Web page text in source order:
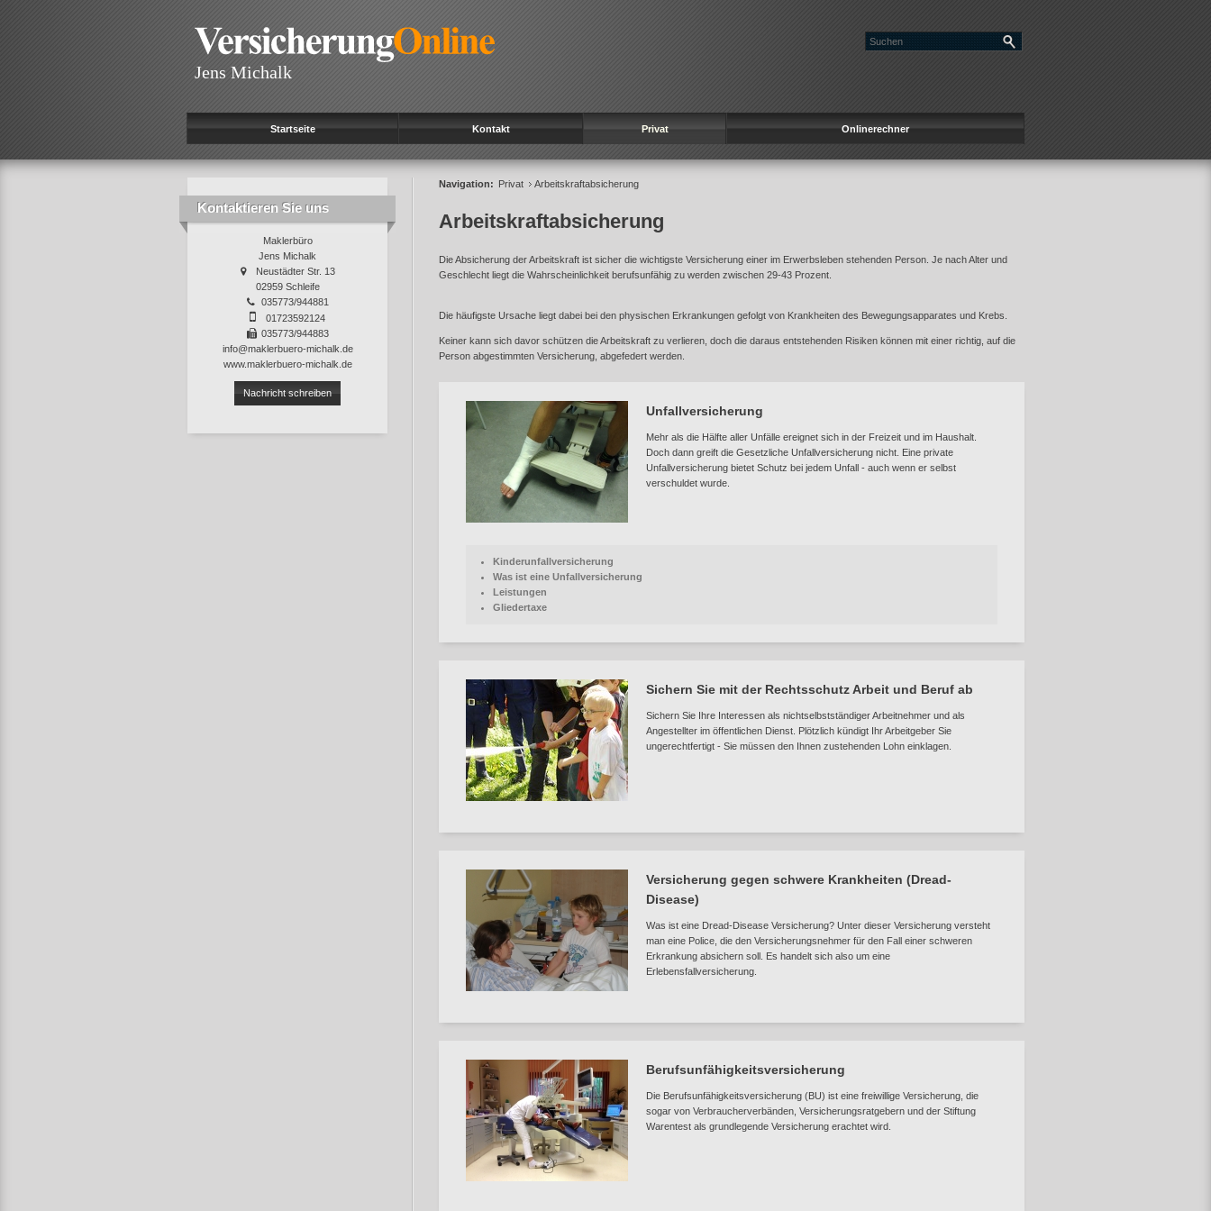
Jens Michalk
Startseite Kontakt Privat Onlinerechner
Kontaktieren Sie uns
Maklerbüro
Jens Michalk
Neustädter Str. 13
02959 Schleife
035773/944881
01723592124
035773/944883
info@maklerbuero-michalk.de
www.maklerbuero-michalk.de
Nachricht schreiben
Navigation: Privat Arbeitskraftabsicherung
Arbeitskraftabsicherung
Die Absicherung der Arbeitskraft ist sicher die wichtigste Versicherung einer im Erwerbsleben stehenden Person. Je nach Alter und
Geschlecht liegt die Wahrscheinlichkeit berufsunfähig zu werden zwischen 29-43 Prozent.
Die häufigste Ursache liegt dabei bei den physischen Erkrankungen gefolgt von Krankheiten des Bewegungsapparates und Krebs.
Keiner kann sich davor schützen die Arbeitskraft zu verlieren, doch die daraus entstehenden Risiken können mit einer richtig, auf die
Person abgestimmten Versicherung, abgefedert werden.
Unfallversicherung
Mehr als die Hälfte aller Unfälle ereignet sich in der Freizeit und im Haushalt.
Doch dann greift die Gesetzliche Unfallversicherung nicht. Eine private
Unfallversicherung bietet Schutz bei jedem Unfall - auch wenn er selbst
verschuldet wurde.
Kinderunfallversicherung
Was ist eine Unfallversicherung
Leistungen
Gliedertaxe
Sichern Sie mit der Rechtsschutz Arbeit und Beruf ab
Sichern Sie Ihre Interessen als nichtselbstständiger Arbeitnehmer und als
Angestellter im öffentlichen Dienst. Plötzlich kündigt Ihr Arbeitgeber Sie
ungerechtfertigt - Sie müssen den Ihnen zustehenden Lohn einklagen.
Versicherung gegen schwere Krankheiten (Dread-
Disease)
Was ist eine Dread-Disease Versicherung? Unter dieser Versicherung versteht
man eine Police, die den Versicherungsnehmer für den Fall einer schweren
Erkrankung absichern soll. Es handelt sich also um eine
Erlebensfallversicherung.
Berufsunfähigkeitsversicherung
Die Berufsunfähigkeitsversicherung (BU) ist eine freiwillige Versicherung, die
sogar von Verbraucherverbänden, Versicherungsratgebern und der Stiftung
Warentest als grundlegende Versicherung erachtet wird.